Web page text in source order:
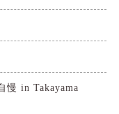
慢 in Takayama